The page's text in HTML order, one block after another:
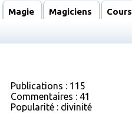
Magie Magiciens Cours
Publications : 115
Commentaires : 41
Popularité : divinité